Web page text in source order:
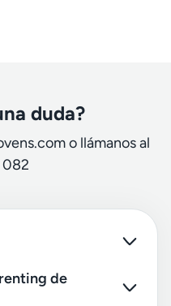
duda?
o llámanos al
082
de